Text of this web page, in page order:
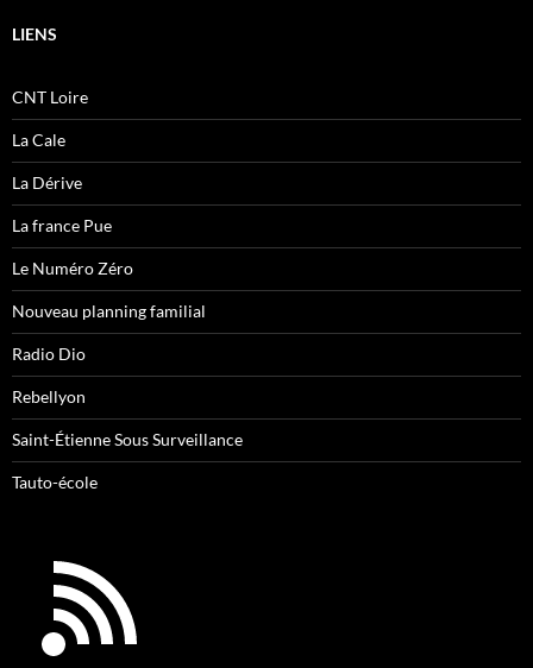
LIENS
CNT Loire
La Cale
La Dérive
La france Pue
Le Numéro Zéro
Nouveau planning familial
Radio Dio
Rebellyon
Saint-Étienne Sous Surveillance
Tauto-école